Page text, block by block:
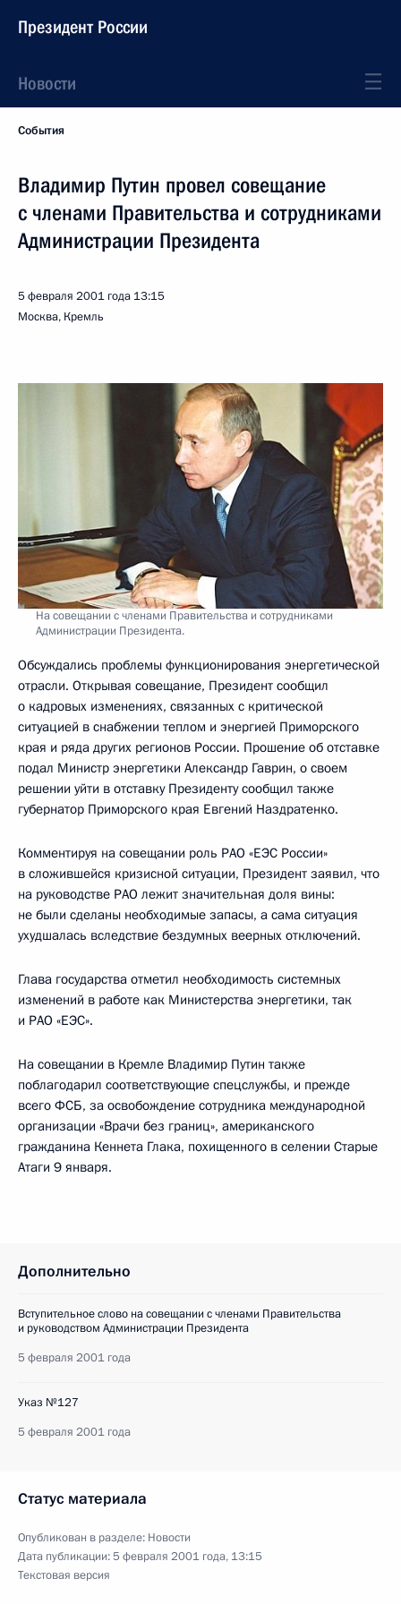
Президент России
Новости
События
Владимир Путин провел совещание
с членами Правительства и сотрудниками
Администрации Президента
5 февраля 2001 года 13:15
Москва, Кремль
На совещании с членами Правительства и сотрудниками
Администрации Президента.
Обсуждались проблемы функционирования энергетической
отрасли. Открывая совещание, Президент сообщил
о кадровых изменениях, связанных с критической
ситуацией в снабжении теплом и энергией Приморского
края и ряда других регионов России. Прошение об отставке
подал Министр энергетики Александр Гаврин, о своем
решении уйти в отставку Президенту сообщил также
губернатор Приморского края Евгений Наздратенко.
Комментируя на совещании роль РАО «ЕЭС России»
в сложившейся кризисной ситуации, Президент заявил, что
на руководстве РАО лежит значительная доля вины:
не были сделаны необходимые запасы, а сама ситуация
ухудшалась вследствие бездумных веерных отключений.
Глава государства отметил необходимость системных
изменений в работе как Министерства энергетики, так
и РАО «ЕЭС».
На совещании в Кремле Владимир Путин также
поблагодарил соответствующие спецслужбы, и прежде
всего ФСБ, за освобождение сотрудника международной
организации «Врачи без границ», американского
гражданина Кеннета Глака, похищенного в селении Старые
Атаги 9 января.
Дополнительно
Вступительное слово на совещании с членами Правительства
и руководством Администрации Президента
5 февраля 2001 года
Указ №127
5 февраля 2001 года
Статус материала
Опубликован в разделе: Новости
Дата публикации:5 февраля 2001 года, 13:15
Текстовая версия